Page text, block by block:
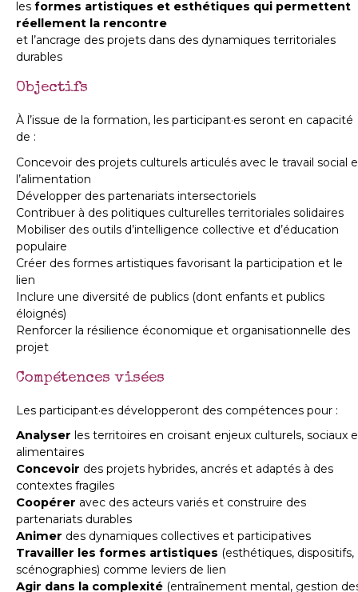
les formes artistiques et esthétiques qui permettent
réellement la rencontre
et l’ancrage des projets dans des dynamiques territoriales
durables
Objectifs
À l’issue de la formation, les participant·es seront en capacité
de :
Concevoir des projets culturels articulés avec le travail social
l’alimentation
Développer des partenariats intersectoriels
Contribuer à des politiques culturelles territoriales solidaires
Mobiliser des outils d’intelligence collective et d’éducation
populaire
Créer des formes artistiques favorisant la participation et le
lien
Inclure une diversité de publics (dont enfants et publics
éloignés)
Renforcer la résilience économique et organisationnelle des
projet
Compétences visées
Les participant·es développeront des compétences pour :
Analyser les territoires en croisant enjeux culturels, sociaux
alimentaires
Concevoir des projets hybrides, ancrés et adaptés à des
contextes fragiles
Coopérer avec des acteurs variés et construire des
partenariats durables
Animer des dynamiques collectives et participatives
Travailler les formes artistiques (esthétiques, dispositifs,
scénographies) comme leviers de lien
Agir dans la complexité (entraînement mental, gestion